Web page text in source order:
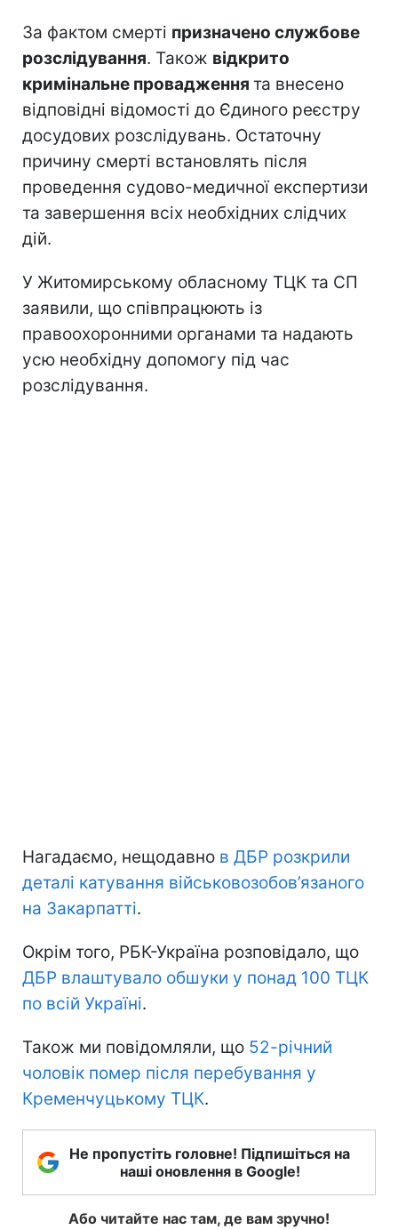
За фактом смерті призначено службове
розслідування. Також відкрито
кримінальне провадження та внесено
відповідні відомості до Єдиного реєстру
досудових розслідувань. Остаточну
причину смерті встановлять після
проведення судово-медичної експертизи
та завершення всіх необхідних слідчих
дій.
У Житомирському обласному ТЦК та СП
заявили, що співпрацюють із
правоохоронними органами та надають
усю необхідну допомогу під час
розслідування.
Нагадаємо, нещодавно в ДБР розкрили
деталі катування військовозобов’язаного
на Закарпатті.
Окрім того, РБК-Україна розповідало, що
ДБР влаштувало обшуки у понад 100 ТЦК
по всій Україні.
Також ми повідомляли, що 52-річний
чоловік помер після перебування у
Кременчуцькому ТЦК.
Не пропустіть головне! Підпишіться на
наші оновлення в Google!
Або читайте нас там, де вам зручно!